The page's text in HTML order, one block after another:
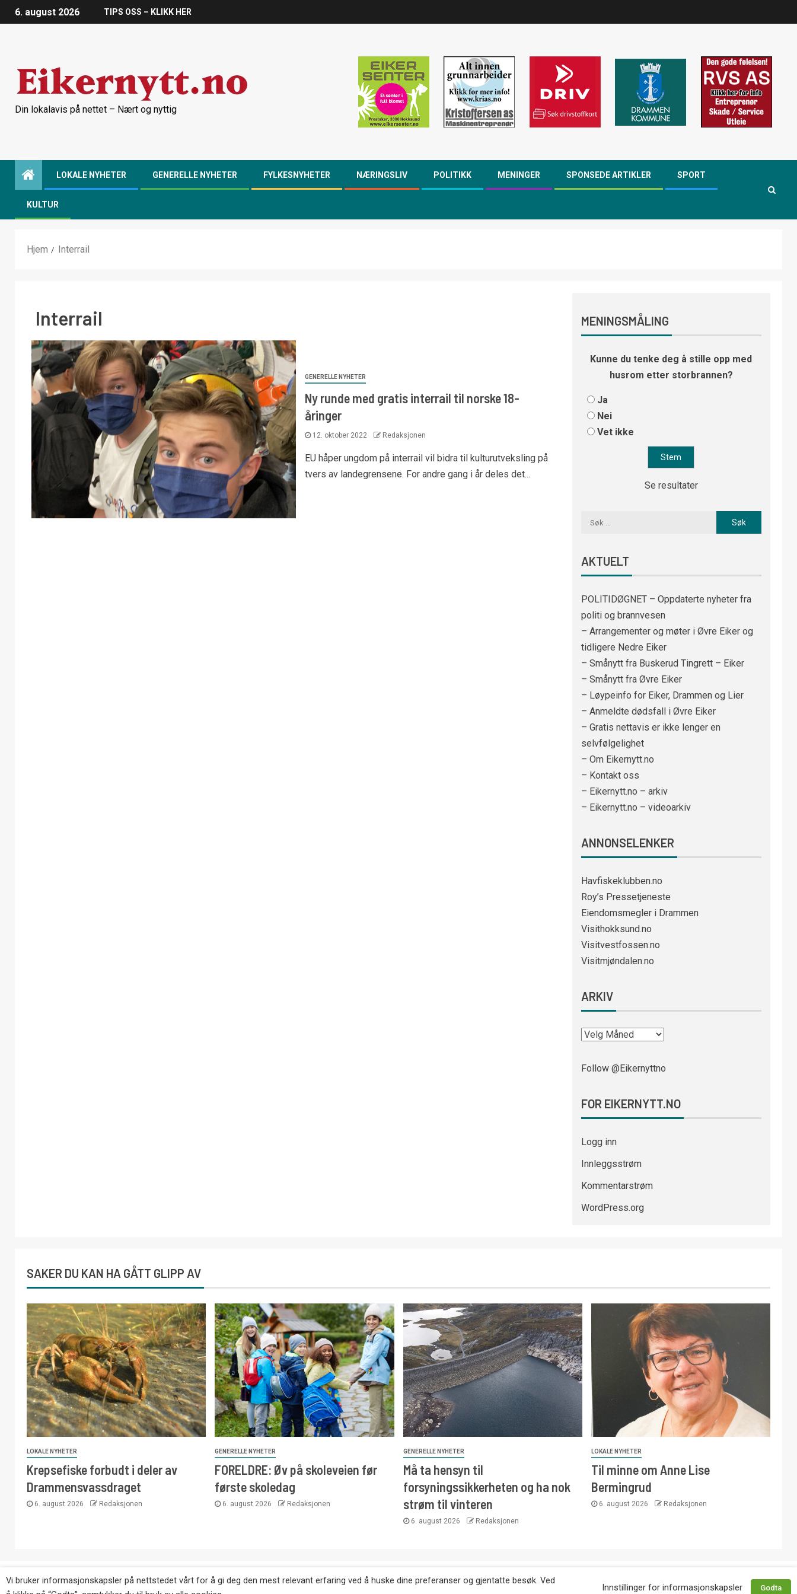
6. august 2026 TIPS OSS – KLIKK HER
Din lokalavis på nettet – Nært og nyttig
LOKALE NYHETER GENERELLE NYHETER FYLKESNYHETER NÆRINGSLIV POLITIKK MENINGER SPONSEDE ARTIKLER SPORT
KULTUR
Hjem Interrail
Interrail
GENERELLE NYHETER
Ny runde med gratis interrail til norske 18-
åringer
12. oktober 2022 Redaksjonen
EU håper ungdom på interrail vil bidra til kulturutveksling på
tvers av landegrensene. For andre gang i år deles det...
MENINGSMÅLING
Kunne du tenke deg å stille opp med
husrom etter storbrannen?
Ja
Nei
Vet ikke
Se resultater
AKTUELT
POLITIDØGNET – Oppdaterte nyheter fra
politi og brannvesen
– Arrangementer og møter i Øvre Eiker og
tidligere Nedre Eiker
– Smånytt fra Buskerud Tingrett – Eiker
– Smånytt fra Øvre Eiker
– Løypeinfo for Eiker, Drammen og Lier
– Anmeldte dødsfall i Øvre Eiker
– Gratis nettavis er ikke lenger en
selvfølgelighet
– Om Eikernytt.no
– Kontakt oss
– Eikernytt.no – arkiv
– Eikernytt.no – videoarkiv
ANNONSELENKER
Havfiskeklubben.no
Roy’s Pressetjeneste
Eiendomsmegler i Drammen
Visithokksund.no
Visitvestfossen.no
Visitmjøndalen.no
ARKIV
Follow @Eikernyttno
FOR EIKERNYTT.NO
Logg inn
Innleggsstrøm
Kommentarstrøm
WordPress.org
SAKER DU KAN HA GÅTT GLIPP AV
LOKALE NYHETER
Krepsefiske forbudt i deler av
Drammensvassdraget
6. august 2026 Redaksjonen
GENERELLE NYHETER
FORELDRE: Øv på skoleveien før
første skoledag
6. august 2026 Redaksjonen
GENERELLE NYHETER
Må ta hensyn til
forsyningssikkerheten og ha nok
strøm til vinteren
6. august 2026 Redaksjonen
LOKALE NYHETER
Til minne om Anne Lise
Bermingrud
6. august 2026 Redaksjonen
Copyright © Eikernytt.no utgis av Roy’s Pressetjeneste. Kopiering av tekst, bilder og annonser er ikke tillatt uten etter avtale med utgiver. Tlf. 92 63 86 82.
Vi bruker informasjonskapsler på nettstedet vårt for å gi deg den mest relevant erfaring ved å huske dine preferanser og gjentatte besøk. Ved
Innstillinger for informasjonskapsler Godta